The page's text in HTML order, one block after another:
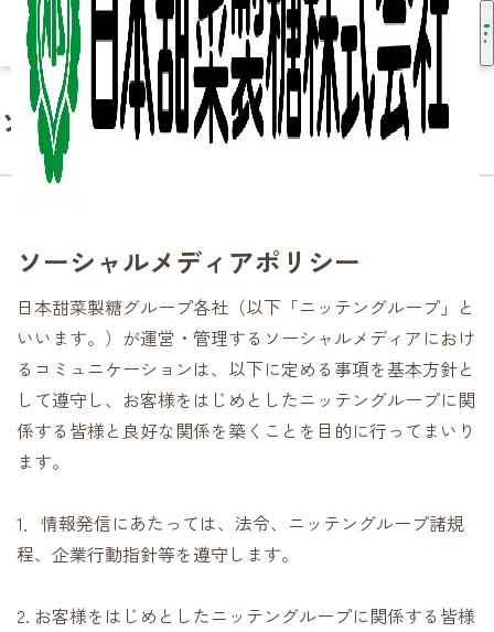
ソーシャルメディアポリシー
ソーシャルメディアポリシー
日本甜菜製糖グループ各社（以下「ニッテングループ」と
いいます。）が運営・管理するソーシャルメディアにおけ
るコミュニケーションは、以下に定める事項を基本方針と
して遵守し、お客様をはじめとしたニッテングループに関
係する皆様と良好な関係を築くことを目的に行ってまいり
ます。
1．情報発信にあたっては、法令、ニッテングループ諸規
程、企業行動指針等を遵守します。
2. お客様をはじめとしたニッテングループに関係する皆様